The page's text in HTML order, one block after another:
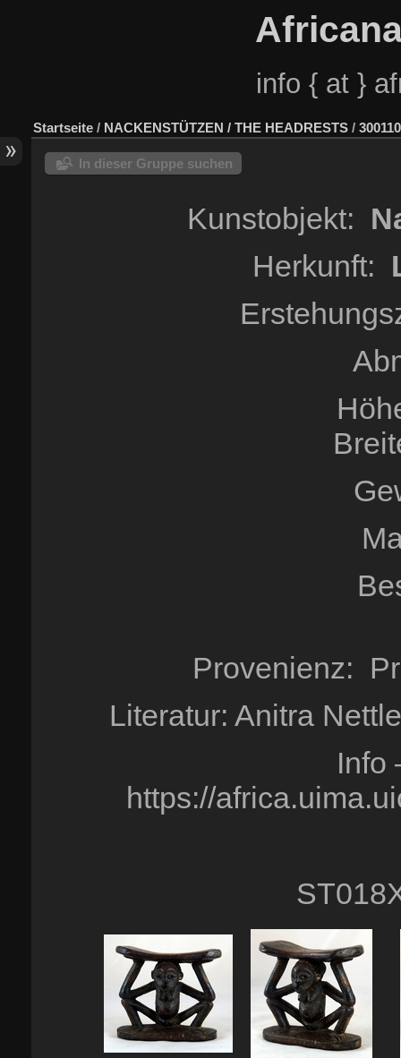
info { at }
Startseite / NACKENSTÜTZEN / THE HEADRESTS /
In dieser Gruppe suchen
Kunstobjekt:
Herkunft:
Provenienz:
Literatur: Anitra
Info
https://